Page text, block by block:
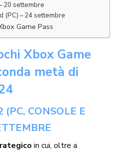
20 settembre
(PC) – 24 settembre
Game Pass
Xbox Game
metà di
(PC, CONSOLE E
in cui, oltre a